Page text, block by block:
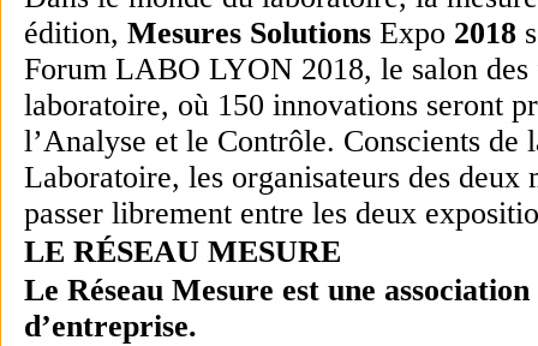
édition, Mesures Solutions Expo 2018
Forum LABO LYON 2018, le salon
laboratoire, où 150 innovations seront
l’Analyse et le Contrôle. Conscients de
Laboratoire, les organisateurs des deux
passer librement entre les deux
LE RÉSEAU MESURE
Le Réseau Mesure est une
d’entreprise.